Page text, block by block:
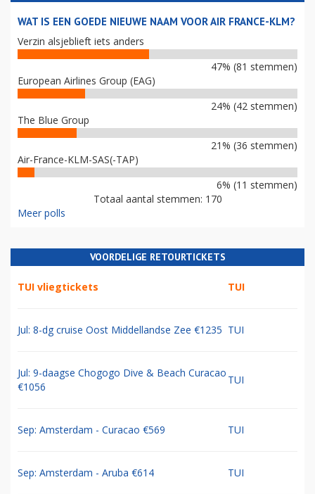
WAT IS EEN GOEDE NIEUWE NAAM VOOR AIR FRANCE-KLM?
Verzin alsjeblieft iets anders
47% (81 stemmen)
European Airlines Group (EAG)
24% (42 stemmen)
The Blue Group
21% (36 stemmen)
Air-France-KLM-SAS(-TAP)
6% (11 stemmen)
Totaal aantal stemmen: 170
Meer polls
VOORDELIGE RETOURTICKETS
TUI vliegtickets TUI
Jul: 8-dg cruise Oost Middellandse Zee €1235 TUI
Jul: 9-daagse Chogogo Dive & Beach Curacao
€1056
TUI
Sep: Amsterdam - Curacao €569 TUI
Sep: Amsterdam - Aruba €614 TUI